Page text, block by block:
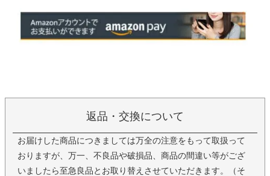
返品・交換について
お届けした商品につきましては万全の注意をもって取扱って
おりますが、万一、不良品や破損品、商品の間違い等がござ
いましたら至急良品とお取り替えさせていただきます。（そ